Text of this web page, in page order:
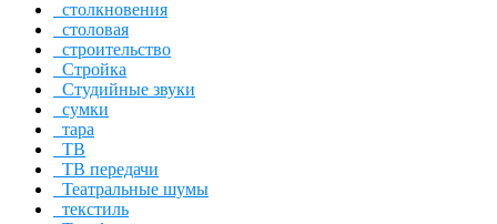
столкновения
столовая
строительство
Стройка
Студийные звуки
сумки
тара
ТВ
ТВ передачи
Театральные шумы
текстиль